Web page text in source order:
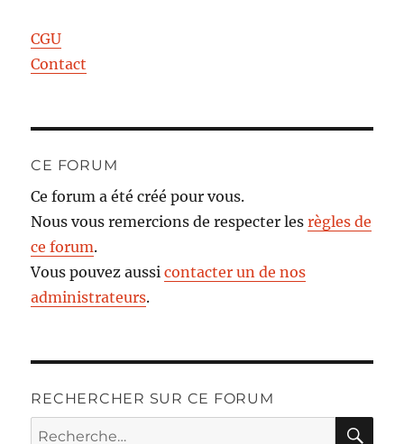
CGU
Contact
CE FORUM
Ce forum a été créé pour vous.
Nous vous remercions de respecter lesrègles de
ce forum.
Vous pouvez aussicontacter un de nos
administrateurs.
RECHERCHER SUR CE FORUM
Recherche